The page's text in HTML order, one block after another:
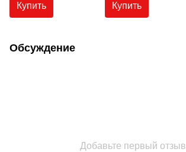
Купить Купить
Обсуждение
Добавьте первый отзыв